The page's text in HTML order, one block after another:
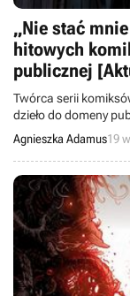
„Nie stać
hitowych
publicznej
Twórca serii
dzieło do domeny
Comics.
Agnieszka Adamus19